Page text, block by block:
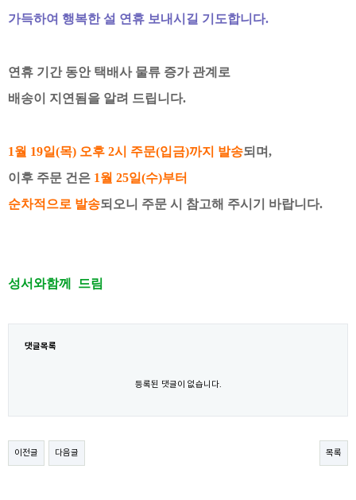
가득하여 행복한 설 연휴 보내시길 기도합니다.
연휴 기간 동안 택배사 물류 증가 관계로
배송이 지연됨을 알려 드립니다.
1월 19일(목) 오후 2시 주문(입금)까지 발송되며,
이후 주문 건은 1월 25일(수)부터
순차적으로 발송되오니 주문 시 참고해 주시기 바랍니다.
성서와함께 드림
댓글목록
등록된 댓글이 없습니다.
이전글 다음글 목록